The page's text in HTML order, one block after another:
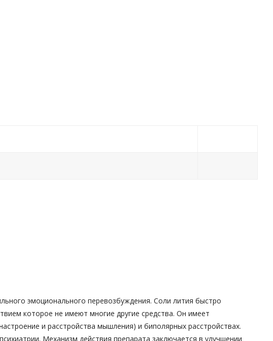
эмоционального перевозбуждения. Соли лития быстро
которое не имеют многие другие средства. Он имеет
и расстройства мышления) и биполярных расстройствах.
Механизм действия препарата заключается в улучшении